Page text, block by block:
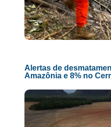
Alertas de
Amazônia e 8% no